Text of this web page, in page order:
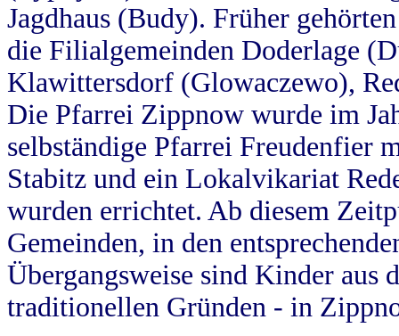
Jagdhaus (Budy). Früher
die Filialgemeinden Doderlage
Klawittersdorf (Glowaczewo),
Die Pfarrei Zippnow wurde im
selbständige Pfarrei Freudenfier
Stabitz und ein Lokalvikariat
wurden errichtet. Ab diesem
Gemeinden, in den
Übergangsweise sind Kinder aus
traditionellen Gründen - in